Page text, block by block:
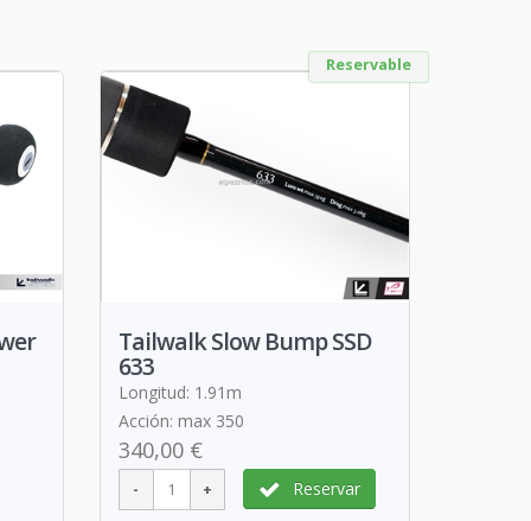
Reservable
Tailwalk Slow Bump SSD
633
Longitud: 1.91m
Acción: max 350
340,00 €
Reservar